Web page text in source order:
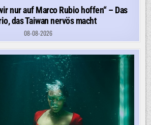
nur auf Marco Rubio hoffen“ – Das
das Taiwan nervös macht
08-08-2026